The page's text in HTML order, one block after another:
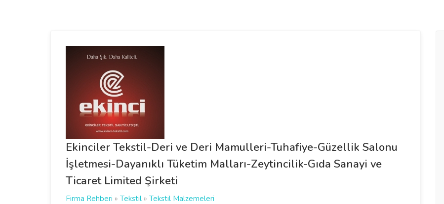
Ekinciler Tekstil-Deri ve Deri Mamulleri-Tuhafiye-Güzellik Salonu
İşletmesi-Dayanıklı Tüketim Malları-Zeytincilik-Gıda Sanayi ve
Ticaret Limited Şirketi
Firma Rehberi » Tekstil » Tekstil Malzemeleri